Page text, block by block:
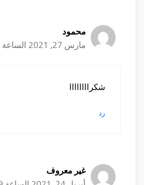
محمود
مارس 27, 2021 الساعة 11:14 ص
شكراااااااا
رد
غير معروف